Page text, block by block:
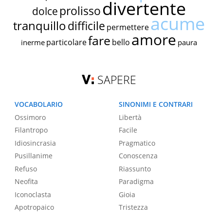
dolce prolissodivertente
tranquillodifficile permettereacume
inerme particolarefare bello amore paura
SAPERE
VOCABOLARIO
Ossimoro
Filantropo
Idiosincrasia
Pusillanime
Refuso
Neofita
Iconoclasta
Apotropaico
SINONIMI E CONTRARI
Libertà
Facile
Pragmatico
Conoscenza
Riassunto
Paradigma
Gioia
Tristezza